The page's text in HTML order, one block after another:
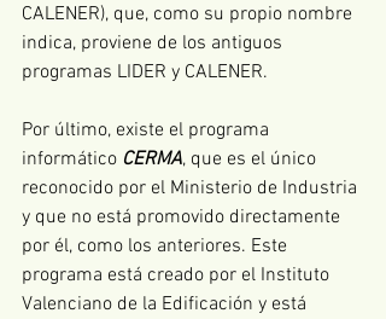
CALENER), que, como su propio nombre
indica, proviene de los antiguos
programas LIDER y CALENER.
Por último, existe el programa
informático CERMA, que es el único
reconocido por el Ministerio de Industria
y que no está promovido directamente
por él, como los anteriores. Este
programa está creado por el Instituto
Valenciano de la Edificación y está